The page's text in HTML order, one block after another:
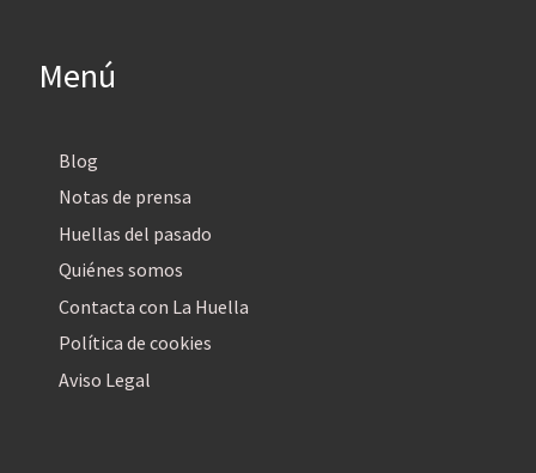
Menú
Blog
Notas de prensa
Huellas del pasado
Quiénes somos
Contacta con La Huella
Política de cookies
Aviso Legal